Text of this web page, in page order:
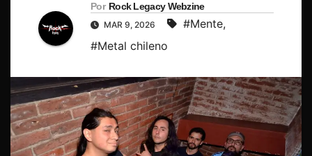
Por Rock Legacy Webzine
MAR 9, 2026 #Mente,
#Metal chileno